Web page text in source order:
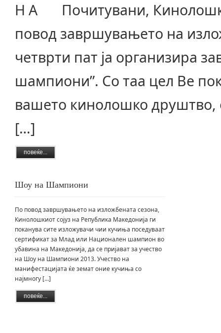
Н А Почитувани,
повод завршувањето на
четврти пат ја организира
шампиони”. Со таа цел Ве
вашето кинолошко друштво,
[…]
повеќе...
Шоу на Шампиони
По повод завршувањето на изложбената сезона,
Кинолошкиот сојуз на Република Македонија ги
поканува сите изложувачи чии кучиња поседуваат
сертификат за Млад или Национален шампион во
убавина на Македонија, да се пријават за учество
на Шоу на Шампиони 2013. Учество на
манифестацијата ќе земат оние кучиња со
најмногу […]
повеќе...